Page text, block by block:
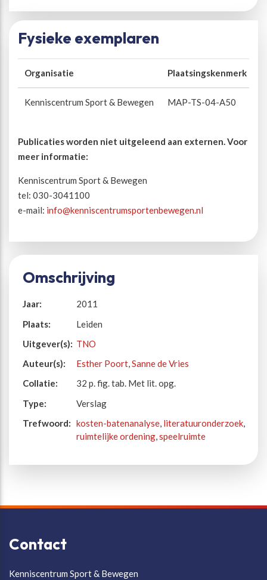
Fysieke exemplaren
Organisatie Plaatsingskenmerk
Kenniscentrum Sport & Bewegen MAP-TS-04-A50
Publicaties worden niet uitgeleend aan externen. Voor
meer informatie:
Kenniscentrum Sport & Bewegen
tel: 030-3041100
e-mail: info@kenniscentrumsportenbewegen.nl
Omschrijving
Jaar:
2011
Plaats:
Leiden
Uitgever(s): TNO
Auteur(s):
Esther Poort,Sanne de Vries
Collatie:
32 p. fig. tab. Met lit. opg.
Type:
Verslag
Trefwoord: kosten-batenanalyse, literatuuronderzoek,
ruimtelijke ordening,speelruimte
Contact
Kenniscentrum Sport & Bewegen